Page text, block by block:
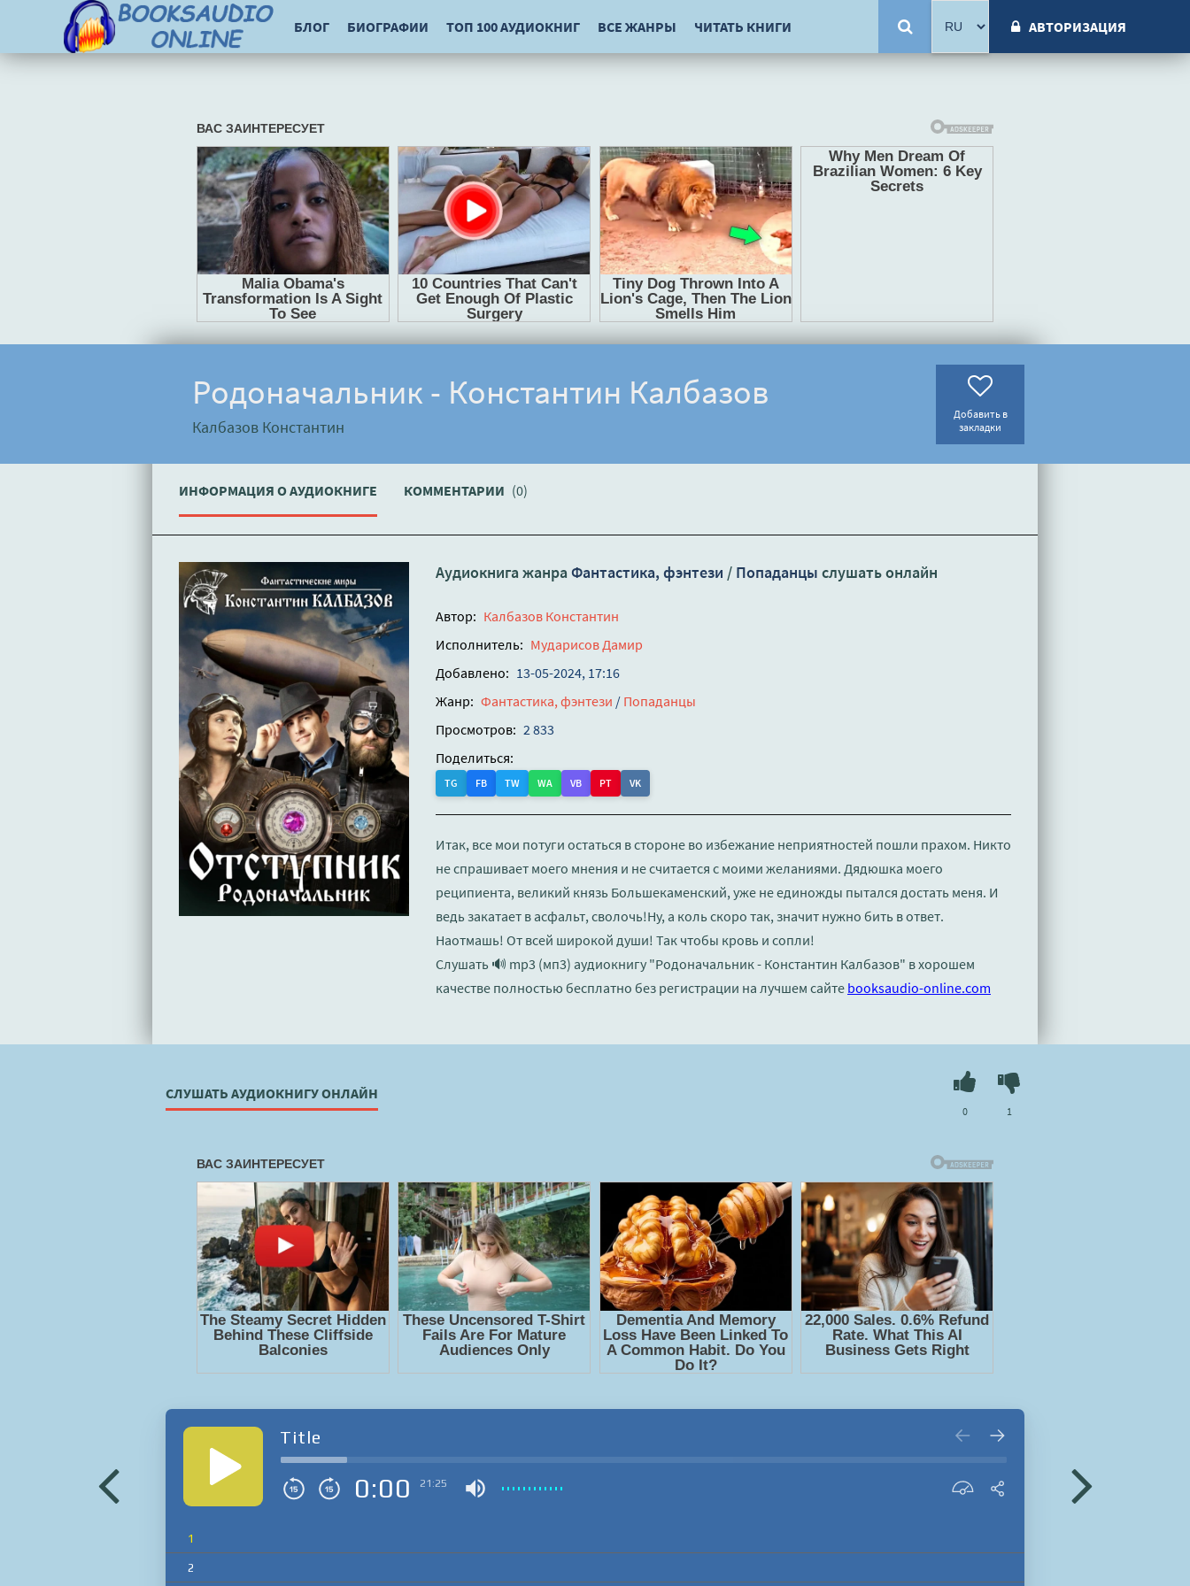
БЛОГ БИОГРАФИИ ТОП 100 АУДИОКНИГ ВСЕ ЖАНРЫ ЧИТАТЬ КНИГИ АВТОРИЗАЦИЯ
Родоначальник - Константин Калбазов
Калбазов Константин
Добавить в
закладки
ИНФОРМАЦИЯ О АУДИОКНИГЕ КОММЕНТАРИИ (0)
Аудиокнига жанра Фантастика, фэнтези / Попаданцы слушать онлайн
Автор: Калбазов Константин
Исполнитель: Мударисов Дамир
Добавлено: 13-05-2024, 17:16
Жанр: Фантастика, фэнтези / Попаданцы
Просмотров: 2 833
Поделиться:
TG FB TW WA VB PT VK
Итак, все мои потуги остаться в стороне во избежание неприятностей пошли прахом. Никто
не спрашивает моего мнения и не считается с моими желаниями. Дядюшка моего
реципиента, великий князь Большекаменский, уже не единожды пытался достать меня. И
ведь закатает в асфальт, сволочь!Ну, а коль скоро так, значит нужно бить в ответ.
Наотмашь! От всей широкой души! Так чтобы кровь и сопли!
Слушать 🔊 mp3 (мп3) аудиокнигу "Родоначальник - Константин Калбазов" в хорошем
качестве полностью бесплатно без регистрации на лучшем сайте booksaudio-online.com
СЛУШАТЬ АУДИОКНИГУ ОНЛАЙН
0 1
Title
0:00 21:25
1
2